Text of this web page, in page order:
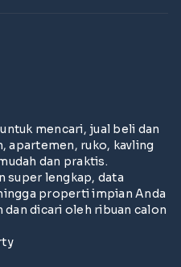
mencari, jual beli dan
apartemen, ruko, kavling
dan praktis.
super lengkap, data
properti impian Anda
dan dicari oleh ribuan calon